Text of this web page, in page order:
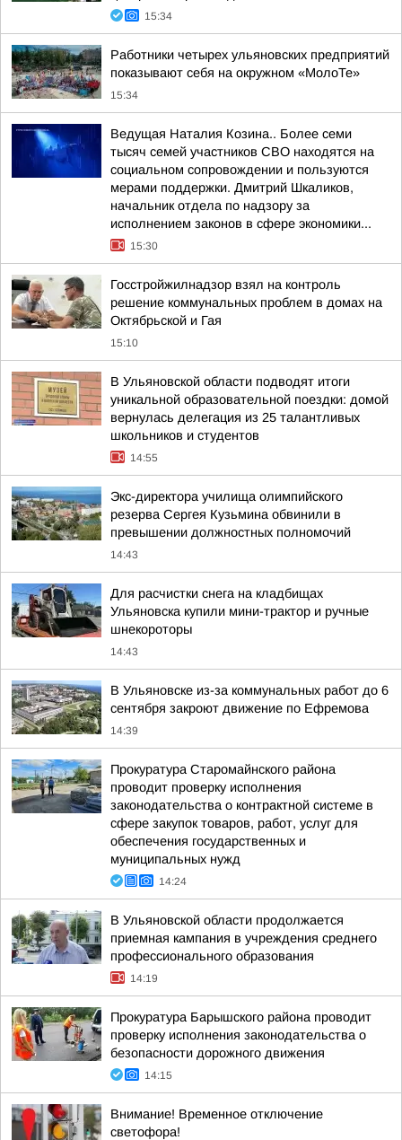
15:34
Работники четырех ульяновских предприятий
показывают себя на окружном «МолоТе»
15:34
Ведущая Наталия Козина.. Более семи
тысяч семей участников СВО находятся на
социальном сопровождении и пользуются
мерами поддержки. Дмитрий Шкаликов,
начальник отдела по надзору за
исполнением законов в сфере экономики...
15:30
Госстройжилнадзор взял на контроль
решение коммунальных проблем в домах на
Октябрьской и Гая
15:10
В Ульяновской области подводят итоги
уникальной образовательной поездки: домой
вернулась делегация из 25 талантливых
школьников и студентов
14:55
Экс-директора училища олимпийского
резерва Сергея Кузьмина обвинили в
превышении должностных полномочий
14:43
Для расчистки снега на кладбищах
Ульяновска купили мини-трактор и ручные
шнекороторы
14:43
В Ульяновске из-за коммунальных работ до 6
сентября закроют движение по Ефремова
14:39
Прокуратура Старомайнского района
проводит проверку исполнения
законодательства о контрактной системе в
сфере закупок товаров, работ, услуг для
обеспечения государственных и
муниципальных нужд
14:24
В Ульяновской области продолжается
приемная кампания в учреждения среднего
профессионального образования
14:19
Прокуратура Барышского района проводит
проверку исполнения законодательства о
безопасности дорожного движения
14:15
Внимание! Временное отключение
светофора!